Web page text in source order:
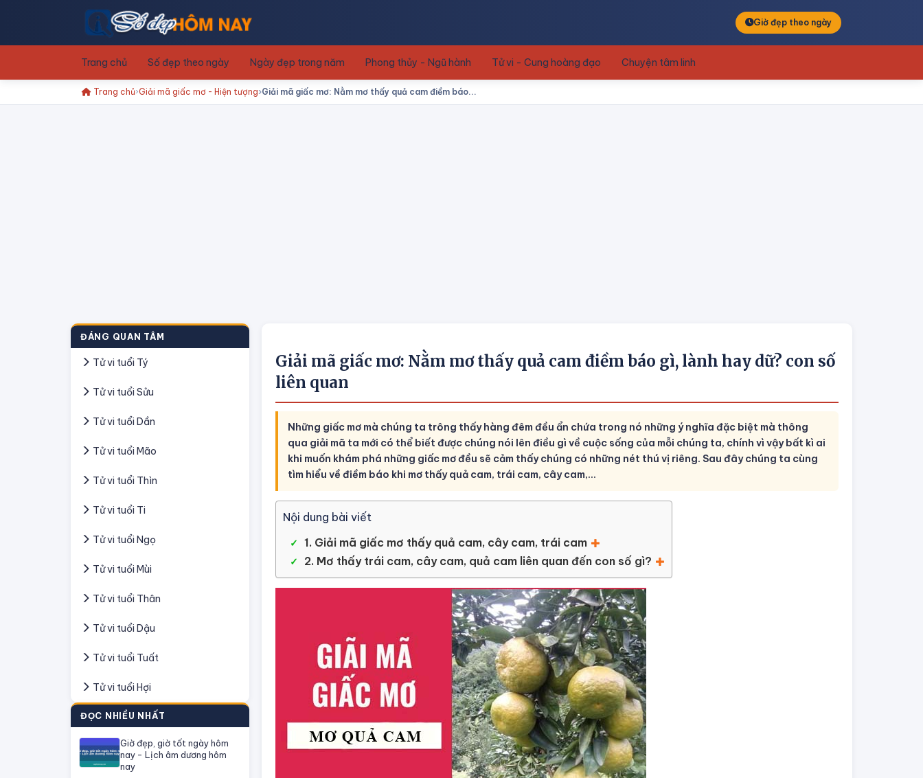
Giờ đẹp theo ngày
Trang chủ Số đẹp theo ngày Ngày đẹp trong năm Phong thủy - Ngũ hành Tử vi - Cung hoàng đạo Chuyện tâm linh
Trang chủ Giải mã giấc mơ - Hiện tượng Giải mã giấc mơ: Nằm mơ thấy quả cam điềm báo...
ĐÁNG QUAN TÂM
Tử vi tuổi Tý
Tử vi tuổi Sửu
Tử vi tuổi Dần
Tử vi tuổi Mão
Tử vi tuổi Thìn
Tử vi tuổi Ti
Tử vi tuổi Ngọ
Tử vi tuổi Mùi
Tử vi tuổi Thân
Tử vi tuổi Dậu
Tử vi tuổi Tuất
Tử vi tuổi Hợi
ĐỌC NHIỀU NHẤT
Giờ đẹp, giờ tốt ngày hôm
nay - Lịch âm dương hôm
nay
Giải mã giấc mơ: Nằm mơ thấy quả cam điềm báo gì, lành hay dữ? con số
liên quan
Những giấc mơ mà chúng ta trông thấy hàng đêm đều ẩn chứa trong nó những ý nghĩa đặc biệt mà thông
qua giải mã ta mới có thể biết được chúng nói lên điều gì về cuộc sống của mỗi chúng ta, chính vì vậy bất kì ai
khi muốn khám phá những giấc mơ đều sẽ cảm thấy chúng có những nét thú vị riêng. Sau đây chúng ta cùng
tìm hiểu về điềm báo khi mơ thấy quả cam, trái cam, cây cam,...
Nội dung bài viết
1. Giải mã giấc mơ thấy quả cam, cây cam, trái cam
2. Mơ thấy trái cam, cây cam, quả cam liên quan đến con số gì?